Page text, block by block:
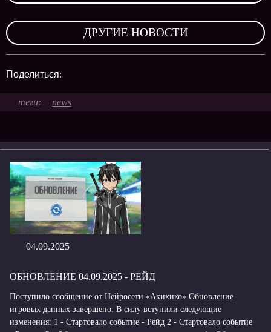
ДРУГИЕ НОВОСТИ
Поделиться:
news
04.09.2025
ОБНОВЛЕНИЕ 04.09.2025 - РЕЙД
Поступило сообщение от Нейросети «Акихико» Обновление
игровых данных завершено. В силу вступили следующие
изменения: 1 - Стартовало событие - Рейд 2 - Стартовало событие